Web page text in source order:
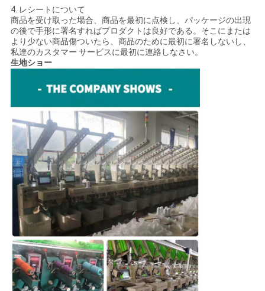
4. レシートについて
商品を受け取った場合、商品を最初に点検し、パッケージの出現
の後で手形に署名すればプロダクトは良好である。そこにまたは
より少ない商品傷ついたら、商品のために最初に署名しないし、
私達のカスタマー サービスに最初に連絡しなさい。
生地ショー